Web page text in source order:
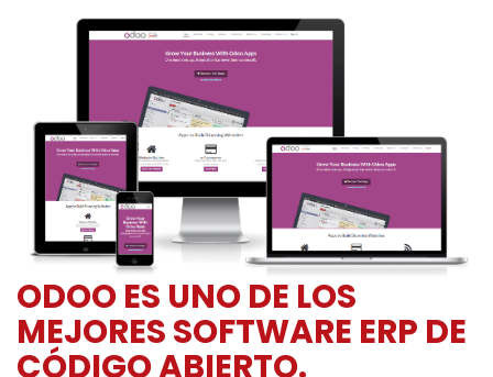
ODOO ES UNO DE LOS
MEJORES SOFTWARE ERP DE
CÓDIGO ABIERTO.